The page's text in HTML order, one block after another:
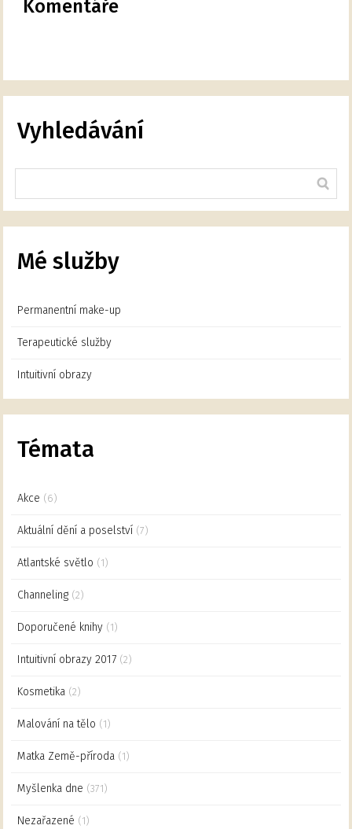
Komentáře
Vyhledávání
Mé služby
Permanentní make-up
Terapeutické služby
Intuitivní obrazy
Témata
Akce (6)
Aktuální dění a poselství (7)
Atlantské světlo (1)
Channeling (2)
Doporučené knihy (1)
Intuitivní obrazy 2017 (2)
Kosmetika (2)
Malování na tělo (1)
Matka Země-příroda (1)
Myšlenka dne (371)
Nezařazené (1)